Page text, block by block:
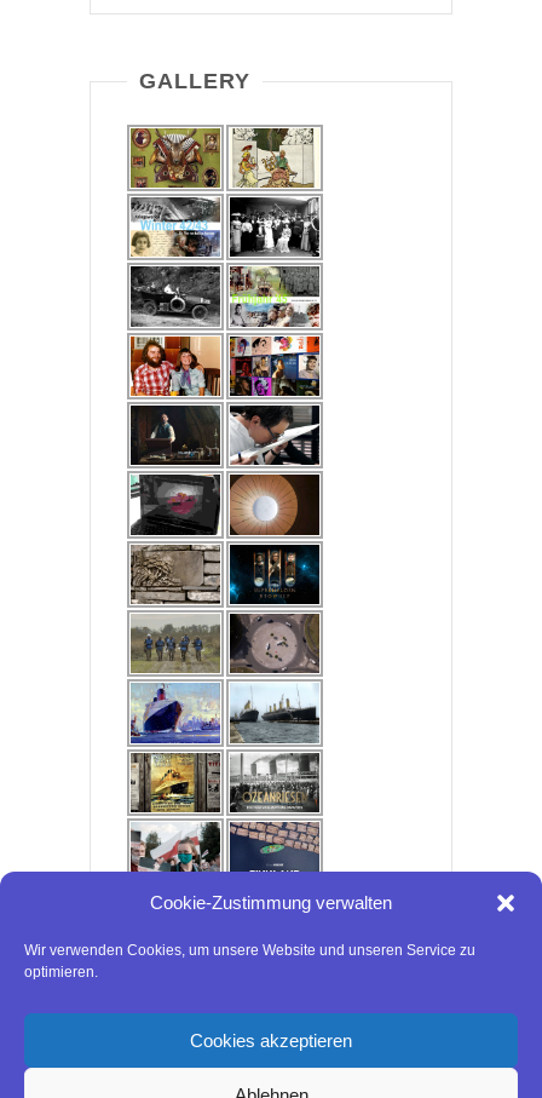
Cookie-Zustimmung verwalten
Wir verwenden Cookies, um unsere Website und unseren Service zu
optimieren.
Cookies akzeptieren
GALLERY